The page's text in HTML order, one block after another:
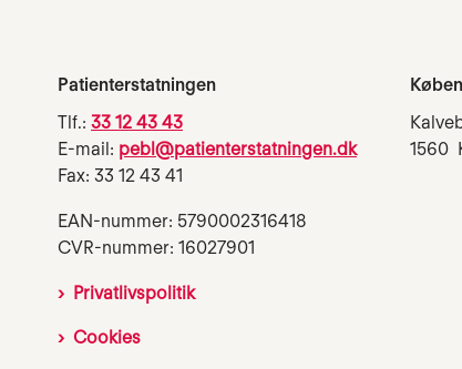
Patienterstatningen
Tlf.: 33 12 43 43
E-mail: pebl@patienterstatningen.dk
Fax: 33 12 43 41
EAN-nummer: 5790002316418
CVR-nummer: 16027901
Privatlivspolitik
Cookies
1560